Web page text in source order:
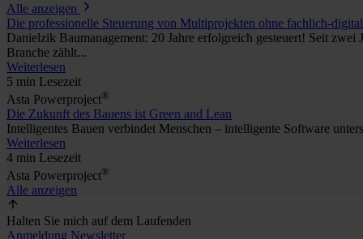
Alle anzeigen
Die professionelle Steuerung von Multiprojekten ohne fachlich-
Danielzik Baumanagement: 20 Jahre erfolgreich gesteuert! Seit
Branche zählt...
Weiterlesen
5 min Lesezeit
Asta Powerproject®
Die Zukunft des Bauens ist Green and Lean
Intelligentes Bauen verbindet Menschen – intelligente Software
Weiterlesen
4 min Lesezeit
Asta Powerproject®
Alle anzeigen
Halten Sie mich auf dem Laufenden
Anmeldung Newsletter